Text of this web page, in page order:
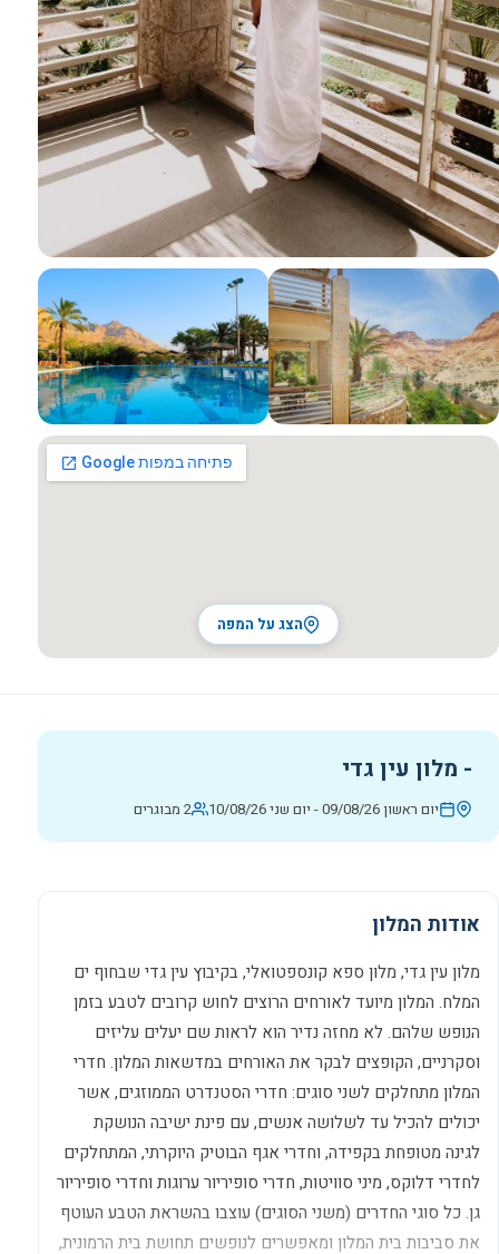
כל התמונות
הצג על המפה
- מלון עין גדי
יום ראשון 09/08/26 - יום שני 10/08/26 2 מבוגרים
אודות המלון
מלון עין גדי, מלון ספא קונספטואלי, בקיבוץ עין גדי שבחוף ים
המלח. המלון מיועד לאורחים הרוצים לחוש קרובים לטבע בזמן
הנופש שלהם. לא מחזה נדיר הוא לראות שם יעלים עליזים
וסקרניים, הקופצים לבקר את האורחים במדשאות המלון. חדרי
המלון מתחלקים לשני סוגים: חדרי הסטנדרט הממוזגים, אשר
יכולים להכיל עד לשלושה אנשים, עם פינת ישיבה הנושקת
לגינה מטופחת בקפידה, וחדרי אגף הבוטיק היוקרתי, המתחלקים
לחדרי דלוקס, מיני סוויטות, חדרי סופיריור ערוגות וחדרי סופיריור
גן. כל סוגי החדרים (משני הסוגים) עוצבו בהשראת הטבע העוטף
את סביבות בית המלון ומאפשרים לנופשים תחושת בית הרמונית,